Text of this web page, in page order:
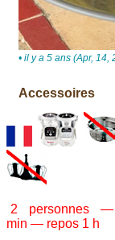
• il y a 5 ans (Apr, 14,
Accessoires
2 personnes
min — repos 1 h